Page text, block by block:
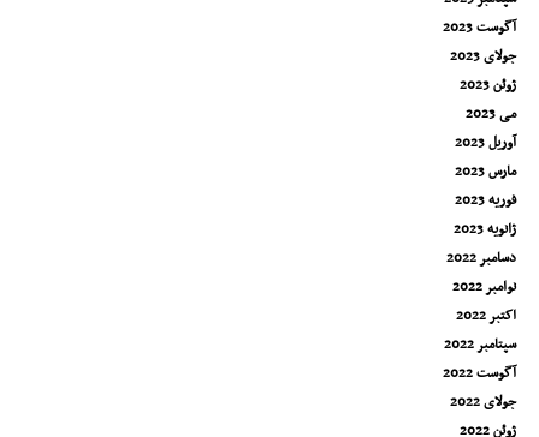
آگوست 2023
جولای 2023
ژوئن 2023
می 2023
آوریل 2023
مارس 2023
فوریه 2023
ژانویه 2023
دسامبر 2022
نوامبر 2022
اکتبر 2022
سپتامبر 2022
آگوست 2022
جولای 2022
ژوئن 2022